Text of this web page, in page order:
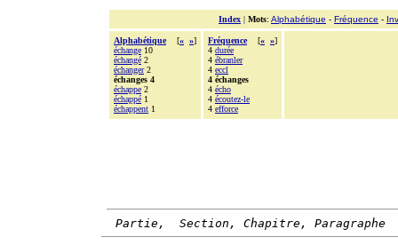
Index | Mots: Alphabétique - Fréquence -
Alphabétique [« »]
échange 10
échangé 2
échanger2
échanges 4
échappe 2
échappé 1
échappent 1
Fréquence [« »]
4 durée
4 ébranler
4 eccl
4 échanges
4 écho
4 écoutez-le
4 efforce
Partie,  Section, Chapitre, Paragraphe